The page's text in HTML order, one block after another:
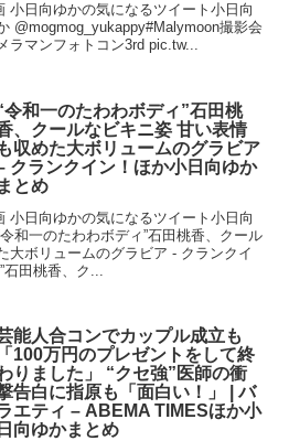
小日向ゆかの気になるツイート小日向
@mogmog_yukappy#Malymoon撮影会
ラマンフォトコン3rd pic.tw...
令和一のたわわボディ”石田桃
、クールなビキニ姿 甘い表情
も収めた大ボリュームのグラビア
クランクイン！ほか小日向ゆか
まとめ
小日向ゆかの気になるツイート小日向
和一のたわわボディ”石田桃香、クール
大ボリュームのグラビア - クランクイ
田桃香、ク...
能人合コンでカップル成立も
「100万円のプレゼントをして終
りました」 “クセ強”医師の衝
告白に指原も「面白い！」 | バ
エティ – ABEMA TIMESほか小
日向ゆかまとめ